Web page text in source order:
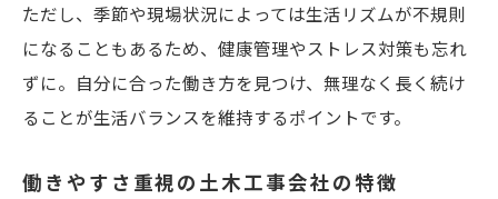
ただし、季節や現場状況によっては生活リズムが不規則
になることもあるため、健康管理やストレス対策も忘れ
ずに。自分に合った働き方を見つけ、無理なく長く続け
ることが生活バランスを維持するポイントです。
働きやすさ重視の土木工事会社の特徴